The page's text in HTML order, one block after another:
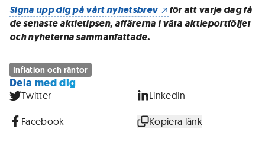
Signa upp dig på vårt nyhetsbrev
för att varje dag få
de senaste aktietipsen, affärerna i våra aktieportföljer
och nyheterna sammanfattade.
Inflation och räntor
Dela med dig
Twitter LinkedIn
Facebook Kopiera länk